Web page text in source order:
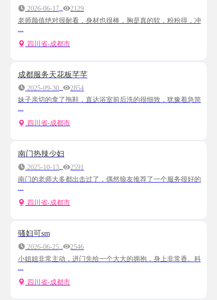
2026-06-17
2129
老师颜值绝对很耐看，身材也很棒，胸是真的软，粉粉得，冲
四川省-成都市
成都服务天花板芊芊
2025-09-30
2854
妹子亲切的拿了拖鞋，直达浴室前后洗的很细致，犹豫着急简
...
四川省-成都市
南门热辣少妇
2025-10-13
2591
南门的老师大多都出击过了，偶然狼友推荐了一个服务很好的
...
四川省-成都市
骚妇可sm
2026-06-25
2546
小姐姐非常主动，进门先给一个大大的拥抱，身上非常香。科
四川省-成都市